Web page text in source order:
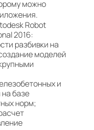
можно
Robot
2016:
разбивки на
моделей
и
базе
норм;